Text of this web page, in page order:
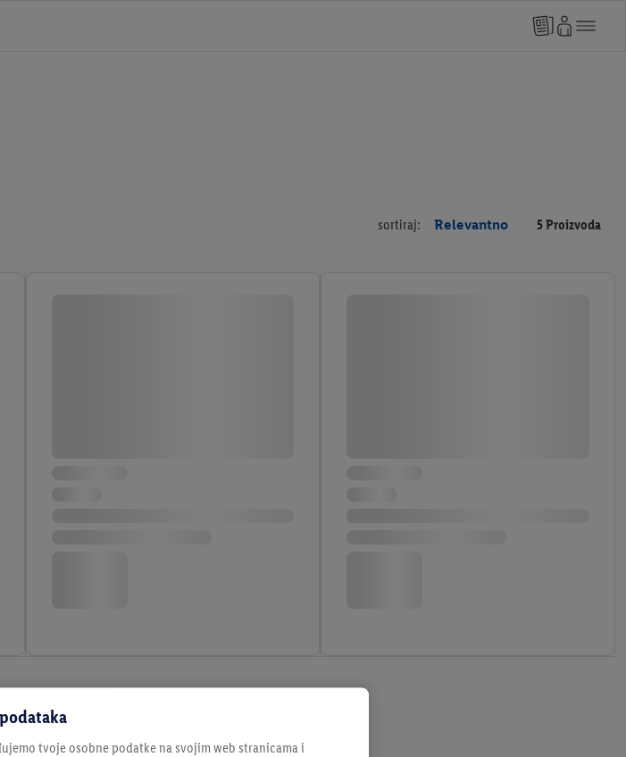
sortiraj: Relevantno 5 Proizvoda
tvoje osobne podatke na svojim web stranicama i